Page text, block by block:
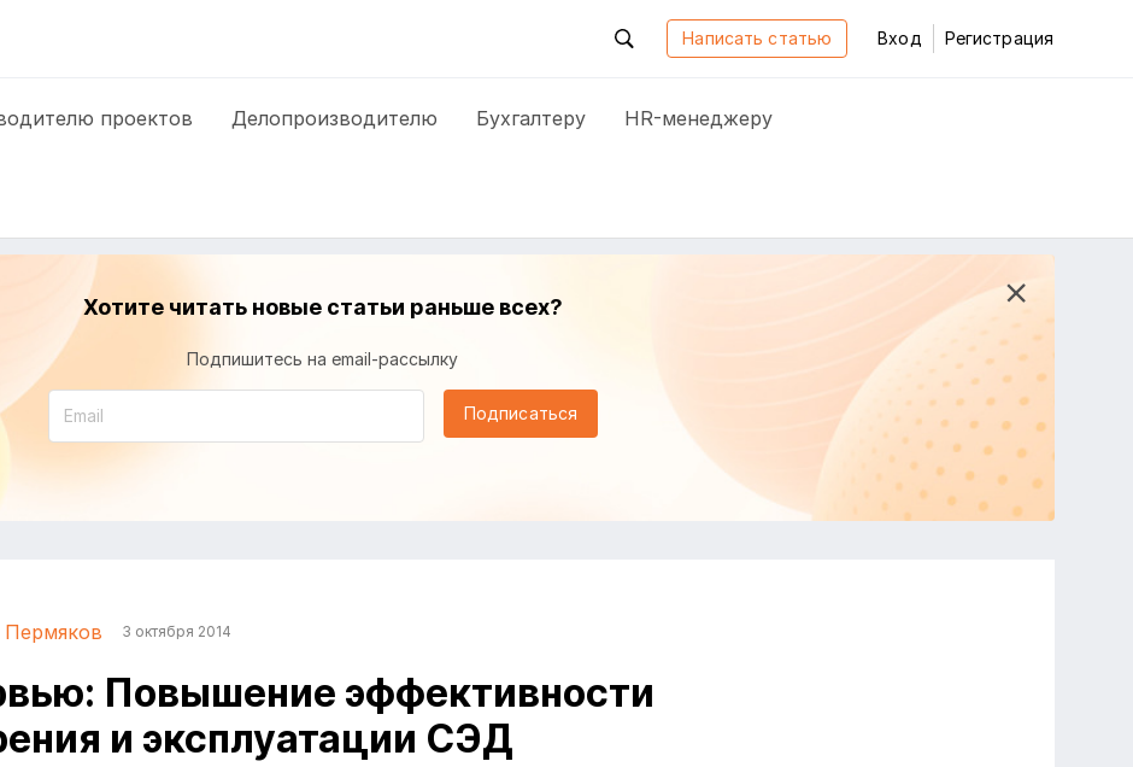
Написать статью Вход Регистрация
проектов Делопроизводителю Бухгалтеру HR-менеджеру
Хотите читать новые статьи раньше всех?
Подпишитесь на email-рассылку
Подписаться
3 октября 2014
Повышение эффективности
и эксплуатации СЭД